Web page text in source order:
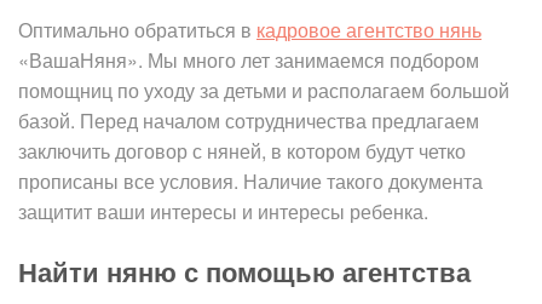
Оптимально обратиться в кадровое агентство нянь
«ВашаНяня». Мы много лет занимаемся подбором
помощниц по уходу за детьми и располагаем большой
базой. Перед началом сотрудничества предлагаем
заключить договор с няней, в котором будут четко
прописаны все условия. Наличие такого документа
защитит ваши интересы и интересы ребенка.
Найти няню с помощью агентства